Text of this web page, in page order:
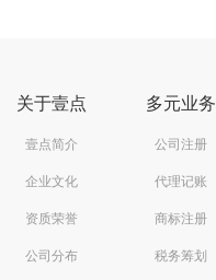
关于壹点
壹点简介
企业文化
资质荣誉
公司分布
多元业务
公司注册
代理记账
商标注册
税务筹划